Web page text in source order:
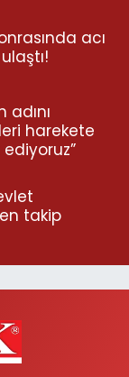
acı
adını
harekete
takip